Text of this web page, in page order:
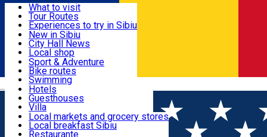
Română
Useful info
Activities & Adventure
Accommodation
Food, Drinks & Nightlife
Transport & Parking
What to visit
Tour Routes
Experiences to try in Sibiu
Podcast
Culture
Museums
Churches
Parks, Zoo
County of Sibiu
New in Sibiu
City Hall News
Local shop
Sibiu artisans
Sibiul Verde
Public services
Education
How do I get to Sibiu
Tourist Info
Tour Guides
Guided tours
Publicații locale
Sport & Adventure
Bike routes
Swimming
Riding
Indoor activities
Loc de joacă indoor
Loc de joacă outdoor
Ski
Ice skating
Hotels
Guesthouses
Villa
Hostels
Motel
Camping
Local markets and grocery stores
Local breakfast Sibiu
Restaurante